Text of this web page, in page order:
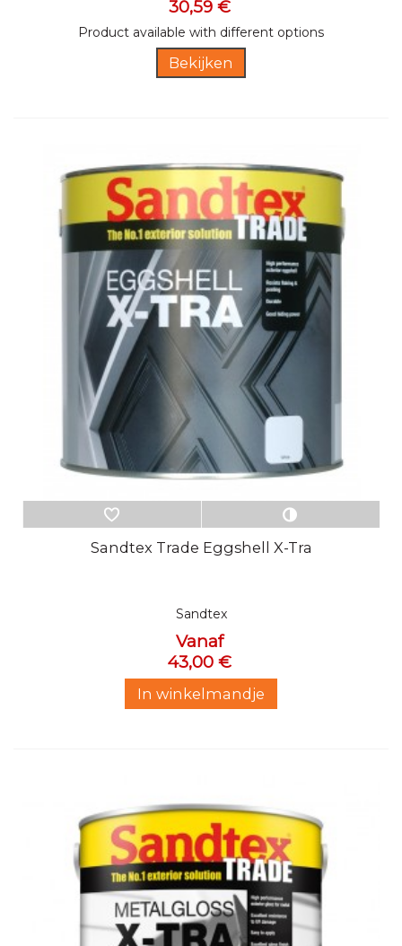
30,59 €
Product available with different options
Bekijken
Sandtex Trade Eggshell X-Tra
Sandtex
Vanaf
43,00 €
In winkelmandje